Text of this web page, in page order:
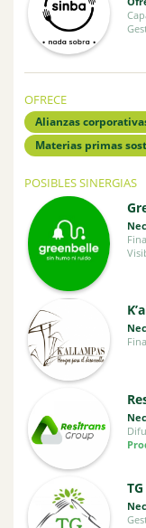
OFRECE
Alianzas
Materias primas
POSIBLES SINERGIAS